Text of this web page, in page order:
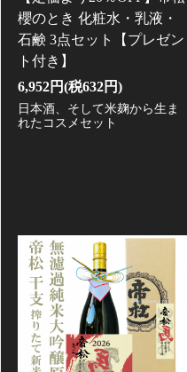
櫻のとき 化粧水・乳液・
石鹸 3点セット【プレゼン
ト付き】
6,952円(税632円)
日本酒、そして米麹から生ま
れたコスメセット